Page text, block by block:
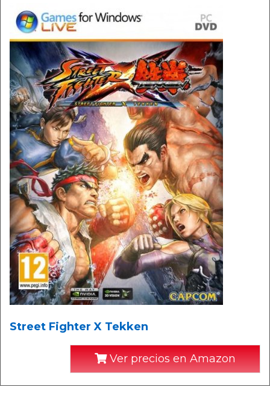
Street Fighter X Tekken
Ver precios en Amazon